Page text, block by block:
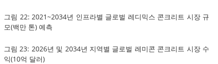
그림 22: 2021~2034년 인프라별 글로벌 레디믹스 콘크리트 시장 규
모(백만 톤) 예측
그림 23: 2026년 및 2034년 지역별 글로벌 레미콘 콘크리트 시장 수
익(10억 달러)